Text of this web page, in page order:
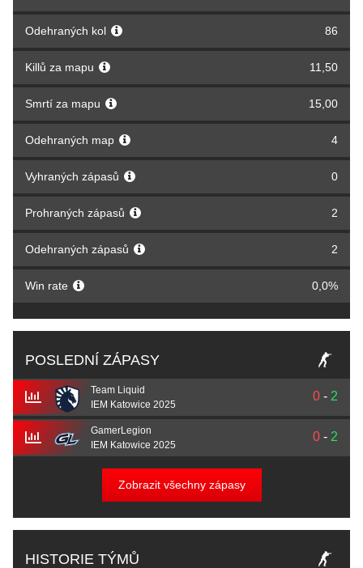
Odehraných kol 86
Killů za mapu 11,50
Smrtí za mapu 15,00
Odehraných map 4
Vyhraných zápasů 0
Prohraných zápasů 2
Odehraných zápasů 2
Win rate 0,0%
POSLEDNÍ ZÁPASY
Team Liquid
IEM Katowice 2025
0 - 2
GamerLegion
IEM Katowice 2025
0 - 2
Zobrazit všechny zápasy
HISTORIE TÝMŮ